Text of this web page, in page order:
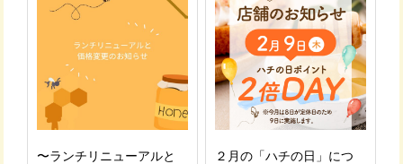
〜ランチリニューアルと
２月の「ハチの日」につ